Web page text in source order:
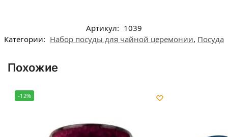
Артикул: 1039
Категории: Набор посуды для чайной церемонии, Посуда
Похожие
-12%